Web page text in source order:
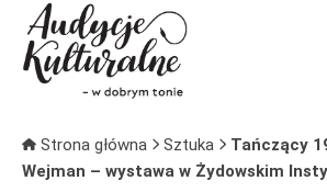
Strona główna Sztuka
Tańczący
Wejman – wystawa w Żydowskim